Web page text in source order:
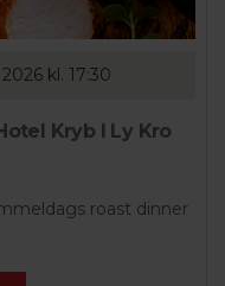
kl. 17:30
Kryb I Ly Kro
roast dinner